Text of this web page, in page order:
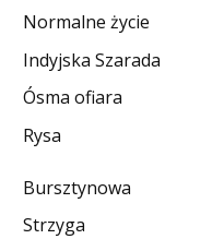
PATRONATY
WYWIADY
RECENZJE
DO CZYTANIA
Normalne życie
Indyjska Szarada
Ósma ofiara
Rysa
Bursztynowa
Strzyga